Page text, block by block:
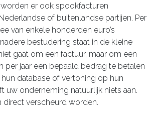
er ook spookfacturen
of buitenlandse partijen. Per
van enkele honderden euro’s
bestudering staat in de kleine
gaat om een factuur, maar om een
per jaar een bepaald bedrag te betalen
database of vertoning op hun
uw onderneming natuurlijk niets aan.
direct verscheurd worden.